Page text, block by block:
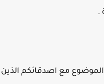
مع اصدقائكم الذين